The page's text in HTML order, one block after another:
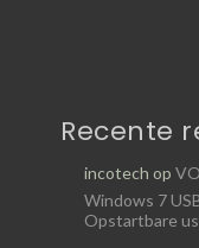
Recente
incotech op
Windows 7
Opstartbare